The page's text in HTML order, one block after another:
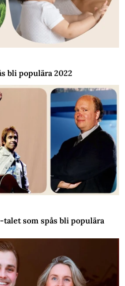
bli populära 2022
som spås bli populära